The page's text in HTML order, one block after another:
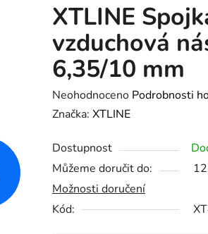
XTLINE
vzduchová
6,35/10 mm
Průměrné
hodnocení
je
0,0
z
5
Neohodnoceno Podrobnosti
Značka: XTLINE
Dostupnost
Můžeme doručit do:
Možnosti doručení
Kód: